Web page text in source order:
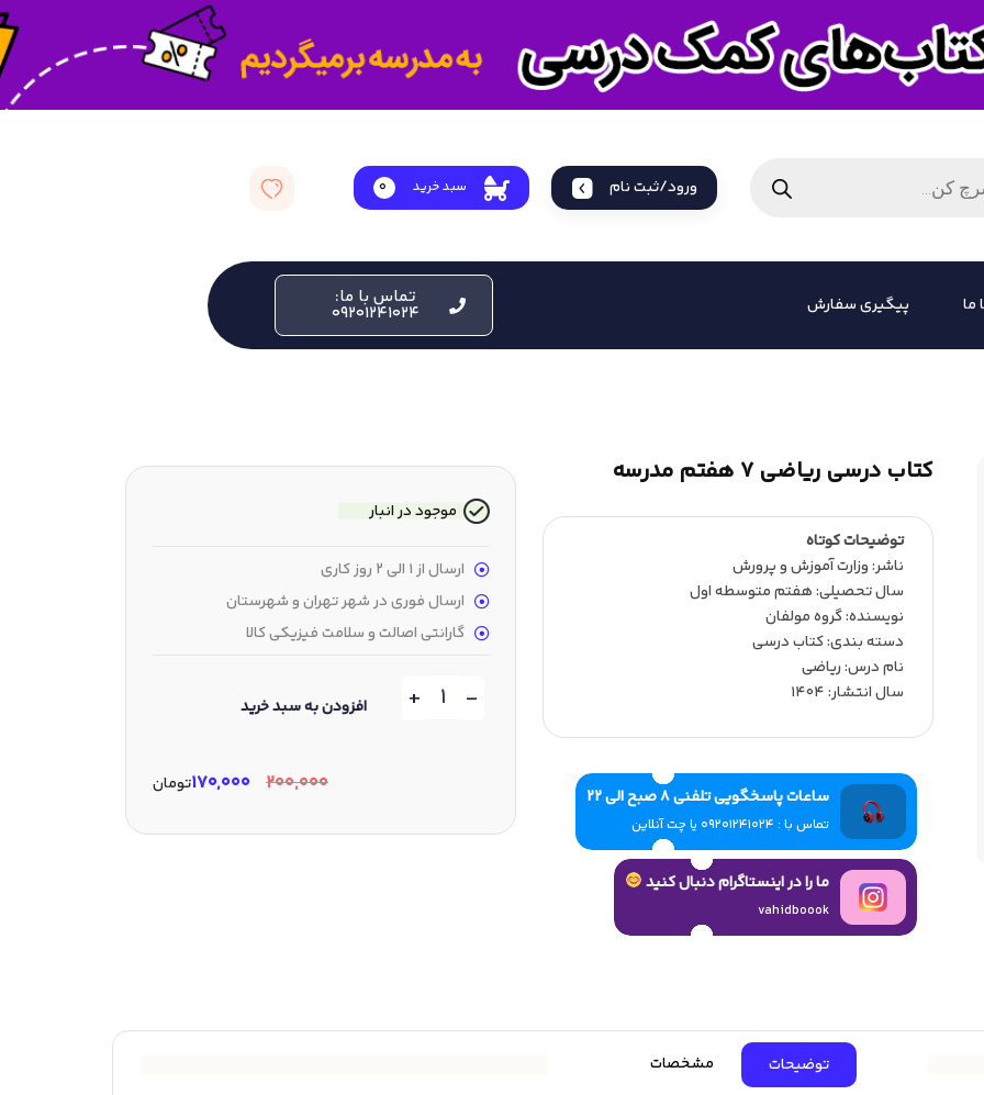
ورود/ثبت نام سبد خرید 0
ما پیگیری سفارش تماس با ما:
09201241024
کتاب درسی ریاضی 7 هفتم مدرسه
توضیحات کوتاه
ناشر:‌ وزارت آموزش و پرورش
سال تحصیلی:‌ هفتم متوسطه اول
نویسنده:‌ گروه مولفان
دسته بندی: کتاب درسی
نام درس: ریاضی
سال انتشار:‌ 1404
ساعات پاسخگویی تلفنی 8 صبح الی 22
تماس با : 09201241024 یا چت آنلاین
ما را در اینستاگرام دنبال کنید
vahidboook
موجود در انبار
ارسال از 1 الی 2 روز کاری
ارسال فوری در شهر تهران و شهرستان
گارانتی اصالت و سلامت فیزیکی کالا
-
+ افزودن به سبد خرید
۲۰۰,۰۰۰ ۱۷۰,۰۰۰تومان
توضیحات مشخصات